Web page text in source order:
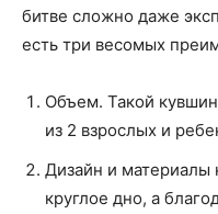
битве сложно даже
есть три весомых
Объем. Такой
из 2 взрослых и
Дизайн и материалы
круглое дно, а